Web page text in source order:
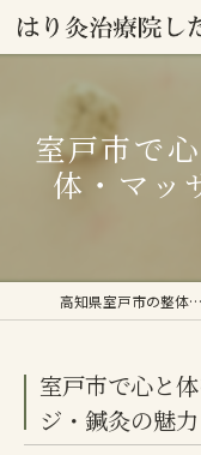
室戸市で
体・マッ
高知県室戸市の整体ならはり灸治療院しだお
室戸市で心と
ジ・鍼灸の魅力